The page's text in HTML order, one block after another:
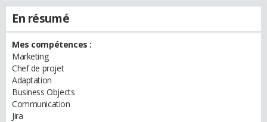
En résumé
Mes compétences :
Marketing
Chef de projet
Adaptation
Business Objects
Communication
Jira